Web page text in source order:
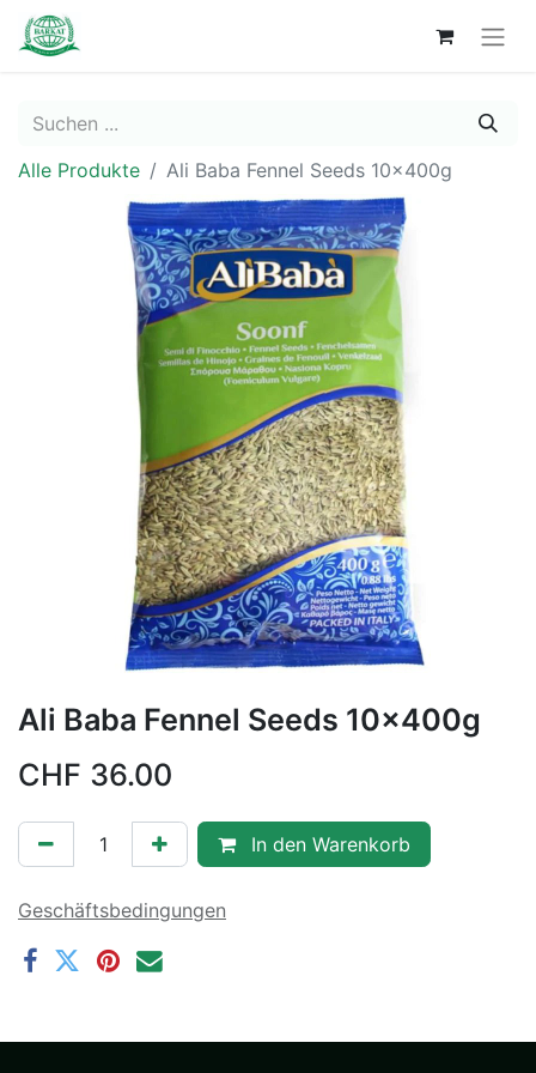
Alle Produkte Ali Baba Fennel Seeds 10x400g
Ali Baba Fennel Seeds 10x400g
CHF 36.00
In den Warenkorb
Geschäftsbedingungen